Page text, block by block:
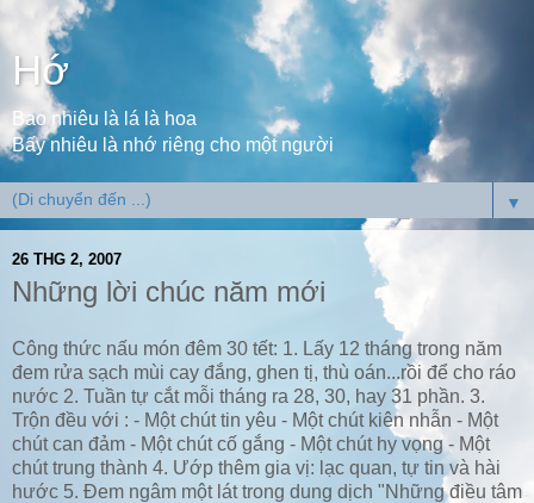
Hớ
Bao nhiêu là lá là hoa
Bấy nhiêu là nhớ riêng cho một người
▼
26 THG 2, 2007
Những lời chúc năm mới
Công thức nấu món đêm 30 tết: 1. Lấy 12 tháng trong năm
đem rửa sạch mùi cay đắng, ghen tị, thù oán...rồi để cho ráo
nước 2. Tuần tự cắt mỗi tháng ra 28, 30, hay 31 phần. 3.
Trộn đều với : - Một chút tin yêu - Một chút kiên nhẫn - Một
chút can đảm - Một chút cố gắng - Một chút hy vọng - Một
chút trung thành 4. Ướp thêm gia vị: lạc quan, tự tin và hài
hước 5. Đem ngâm một lát trong dung dịch "Những điều tâm